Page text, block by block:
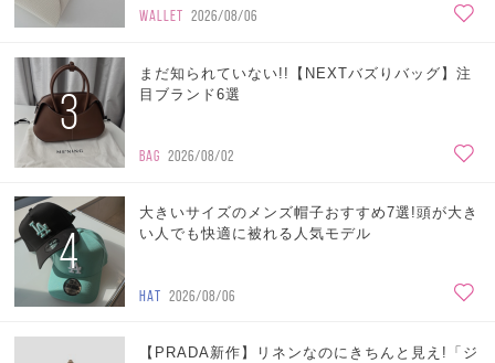
WALLET 2026/08/06
3
まだ知られていない!!【NEXTバズりバッグ】注
目ブランド6選
BAG 2026/08/02
4
大きいサイズのメンズ帽子おすすめ7選!頭が大き
い人でも快適に被れる人気モデル
HAT 2026/08/06
【PRADA新作】リネンなのにきちんと見え!「ジ